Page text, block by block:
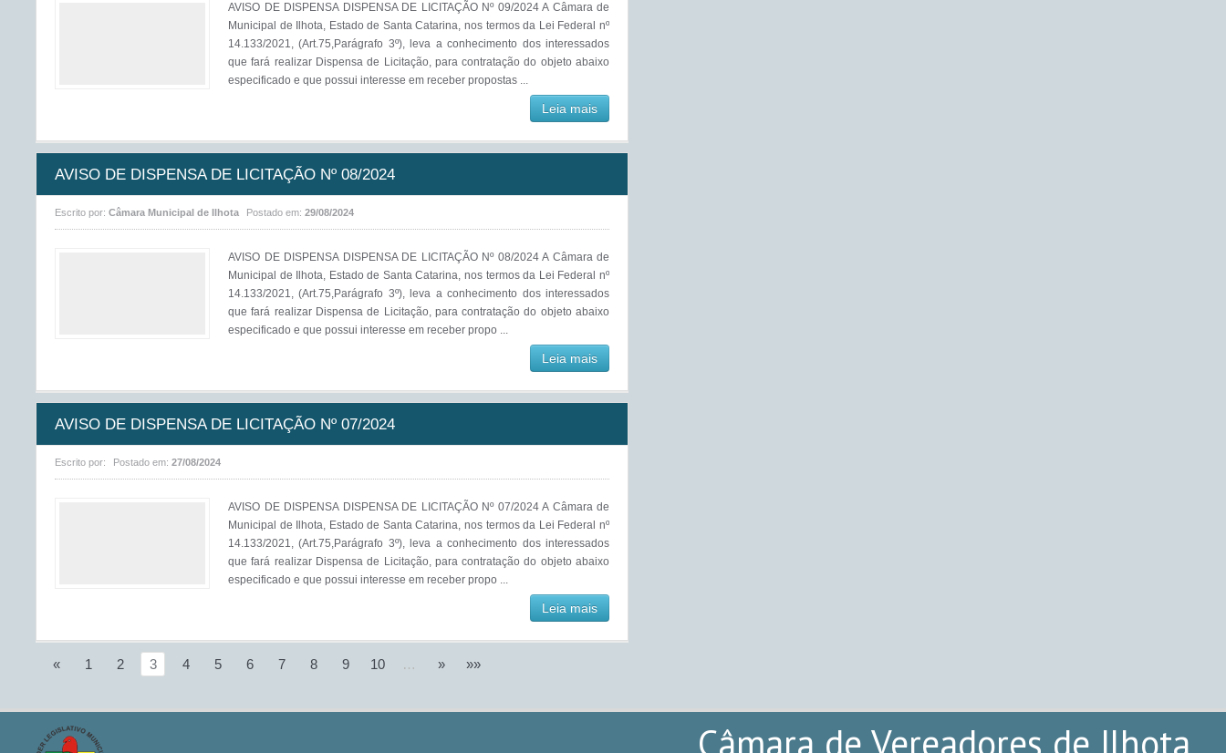
AVISO DE DISPENSA DISPENSA DE LICITAÇÃO Nº 09/2024 A Câmara de
Municipal de Ilhota, Estado de Santa Catarina, nos termos da Lei Federal nº
14.133/2021, (Art.75,Parágrafo 3º), leva a conhecimento dos interessados
que fará realizar Dispensa de Licitação, para contratação do objeto abaixo
especificado e que possui interesse em receber propostas ...
Leia mais
AVISO DE DISPENSA DE LICITAÇÃO Nº 08/2024
Escrito por: Câmara Municipal de Ilhota Postado em: 29/08/2024
AVISO DE DISPENSA DISPENSA DE LICITAÇÃO Nº 08/2024 A Câmara de
Municipal de Ilhota, Estado de Santa Catarina, nos termos da Lei Federal nº
14.133/2021, (Art.75,Parágrafo 3º), leva a conhecimento dos interessados
que fará realizar Dispensa de Licitação, para contratação do objeto abaixo
especificado e que possui interesse em receber propo ...
Leia mais
AVISO DE DISPENSA DE LICITAÇÃO Nº 07/2024
Escrito por: Postado em: 27/08/2024
AVISO DE DISPENSA DISPENSA DE LICITAÇÃO Nº 07/2024 A Câmara de
Municipal de Ilhota, Estado de Santa Catarina, nos termos da Lei Federal nº
14.133/2021, (Art.75,Parágrafo 3º), leva a conhecimento dos interessados
que fará realizar Dispensa de Licitação, para contratação do objeto abaixo
especificado e que possui interesse em receber propo ...
Leia mais
« 1 2 3 4 5 6 7 8 9 10 … » »»
Câmara de Vereadores de Ilhota